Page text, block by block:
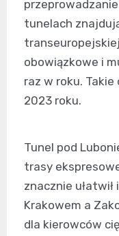
tunelach
obowiązkowe i
raz w roku. Takie
2023 roku.
Tunel pod
trasy
znacznie
Krakowem a
dla kierowców